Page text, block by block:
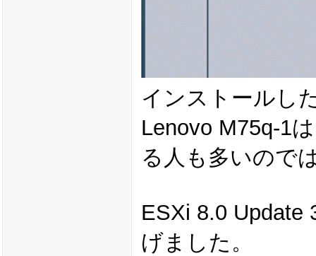
インストールし
Lenovo M75q-1
る人も多いので
ESXi 8.0 Update
げました。